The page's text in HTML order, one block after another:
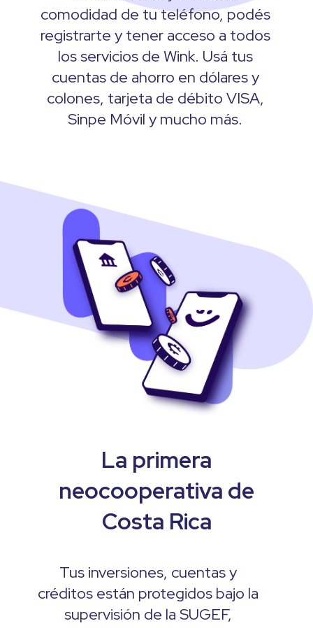
comodidad de tu teléfono, podés
registrarte y tener acceso a todos
los servicios de Wink. Usá tus
cuentas de ahorro en dólares y
colones, tarjeta de débito VISA,
Sinpe Móvil y mucho más.
La primera
neocooperativa de
Costa Rica
Tus inversiones, cuentas y
créditos están protegidos bajo la
supervisión de la SUGEF,